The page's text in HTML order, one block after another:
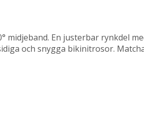
En justerbar rynkdel
och snygga bikinitrosor.